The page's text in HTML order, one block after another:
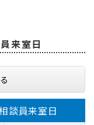
来室日
談員来室日